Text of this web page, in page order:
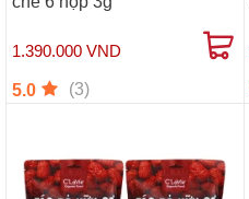
1.390.000 VND
5.0 (3)